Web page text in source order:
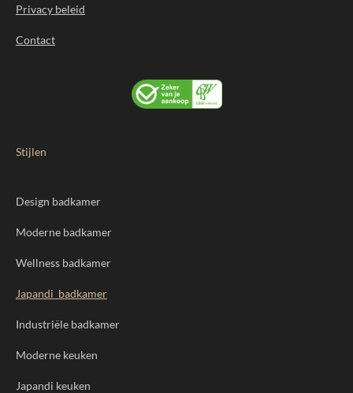
Privacy beleid
Contact
Stijlen
Design badkamer
Moderne badkamer
Wellness badkamer
Japandi badkamer
Industriële badkamer
Moderne keuken
Japandi keuken